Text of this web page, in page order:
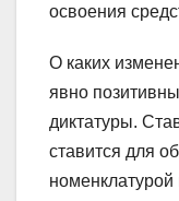
освоения
О каких
явно
диктатуры.
ставится для
номенклатурой